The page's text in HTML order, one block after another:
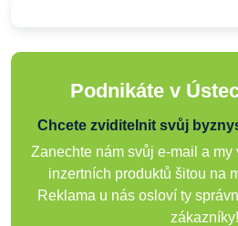
Podnikáte v
Chcete zviditelnit svůj
Zanechte nám svůj e-mail a
inzertních produktů šitou na
Reklama u nás osloví ty
zákazníky!